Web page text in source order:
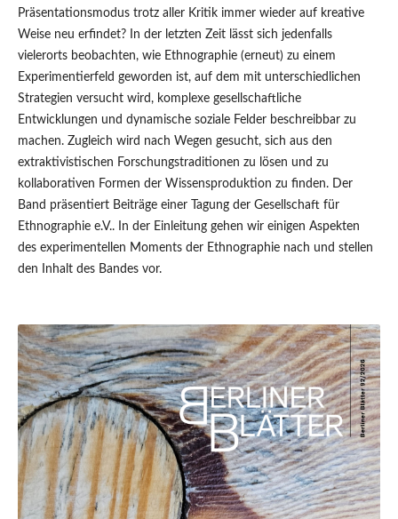
Präsentationsmodus trotz aller Kritik immer wieder auf kreative
Weise neu erfindet? In der letzten Zeit lässt sich jedenfalls
vielerorts beobachten, wie Ethnographie (erneut) zu einem
Experimentierfeld geworden ist, auf dem mit unterschiedlichen
Strategien versucht wird, komplexe gesellschaftliche
Entwicklungen und dynamische soziale Felder beschreibbar zu
machen. Zugleich wird nach Wegen gesucht, sich aus den
extraktivistischen Forschungstraditionen zu lösen und zu
kollaborativen Formen der Wissensproduktion zu finden. Der
Band präsentiert Beiträge einer Tagung der Gesellschaft für
Ethnographie e.V.. In der Einleitung gehen wir einigen Aspekten
des experimentellen Moments der Ethnographie nach und stellen
den Inhalt des Bandes vor.